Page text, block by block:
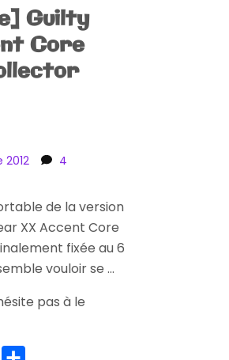
Guilty
Core
4
de la version
XX Accent Core
fixée au 6
vouloir se …
pas à le